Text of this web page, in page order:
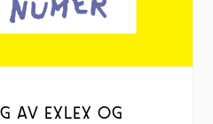
AV EXLEX OG